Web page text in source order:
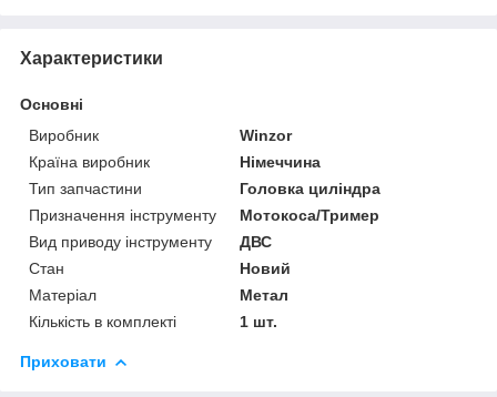
Характеристики
Основні
Виробник
Winzor
Країна виробник
Німеччина
Тип запчастини
Головка циліндра
Призначення інструменту
Мотокоса/Тример
Вид приводу інструменту
ДВС
Стан
Новий
Матеріал
Метал
Кількість в комплекті
1 шт.
Приховати